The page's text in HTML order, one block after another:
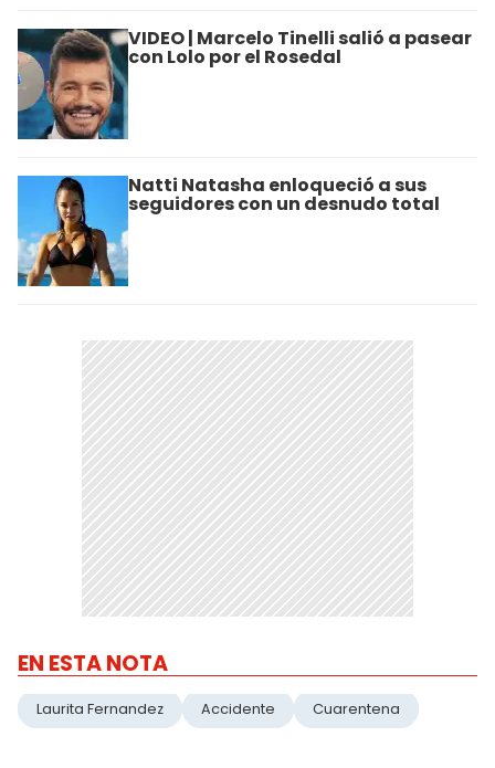
VIDEO | Marcelo Tinelli salió a pasear
con Lolo por el Rosedal
Natti Natasha enloqueció a sus
seguidores con un desnudo total
EN ESTA NOTA
Laurita Fernandez Accidente Cuarentena